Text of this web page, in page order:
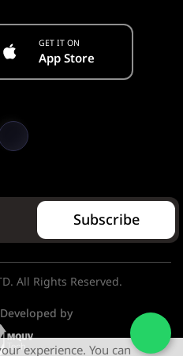
GET IT ON
App Store
Subscribe
All Rights Reserved.
by
experience. You can